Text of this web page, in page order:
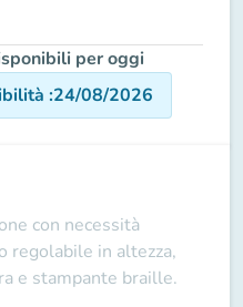
per oggi
:24/08/2026
con necessità
regolabile in altezza,
e stampante braille.